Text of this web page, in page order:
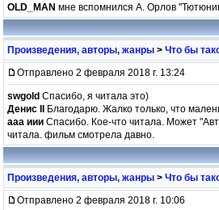
OLD_MAN мне вспомнился А. Орлов
Произведения, авторы, жанры > Что бы
Отправлено 2 февраля 2018 г. 13:24
swgold Спасибо, я читала это)
Денис II Благодарю. Жалко только, что
ааа иии Спасибо. Кое-что читала. Может
читала. фильм смотрела давно.
Произведения, авторы, жанры > Что бы
Отправлено 2 февраля 2018 г. 10:06